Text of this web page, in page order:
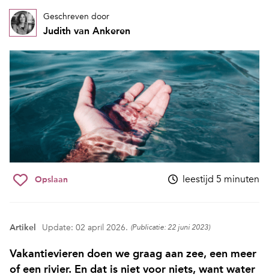
Geschreven door
Judith van Ankeren
Opslaan leestijd 5 minuten
Artikel Update: 02 april 2026. (Publicatie: 22 juni 2023)
Vakantievieren doen we graag aan zee, een meer
of een rivier. En dat is niet voor niets, want water